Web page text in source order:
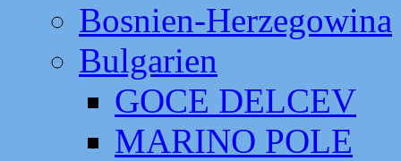
Bosnien-Herzegowina
Bulgarien
GOCE DELCEV
MARINO POLE